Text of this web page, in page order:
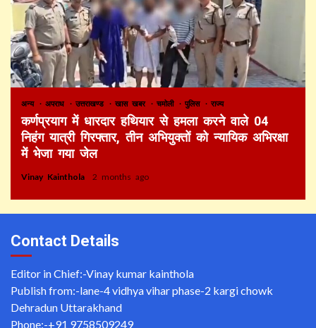
अन्य अपराध उत्तराखण्ड खास खबर चमोली पुलिस राज्य
कर्णप्रयाग में धारदार हथियार से हमला करने वाले 04
निहंग यात्री गिरफ्तार, तीन अभियुक्तों को न्यायिक अभिरक्षा
में भेजा गया जेल
Vinay Kainthola 2 months ago
Contact Details
Editor in Chief:-Vinay kumar kainthola
Publish from:-lane-4 vidhya vihar phase-2 kargi chowk
Dehradun Uttarakhand
Phone:-+91 9758509249